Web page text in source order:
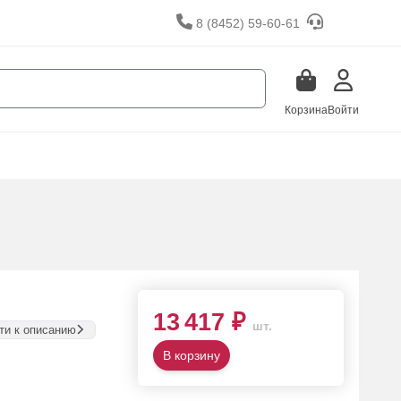
8 (8452) 59-60-61
КорзинаВойти
к описанию 13 417 ₽ шт.
В корзину